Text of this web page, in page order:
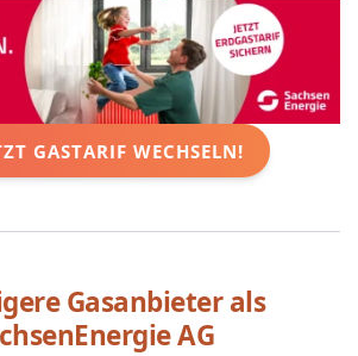
GASTARIF WECHSELN!
Gasanbieter als
AG